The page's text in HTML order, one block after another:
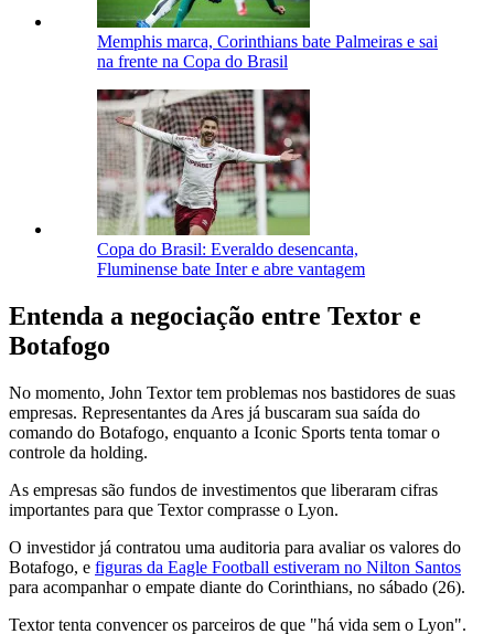
Memphis marca, Corinthians bate Palmeiras e sai
na frente na Copa do Brasil
Copa do Brasil: Everaldo desencanta,
Fluminense bate Inter e abre vantagem
Entenda a negociação entre Textor e
Botafogo
No momento, John Textor tem problemas nos bastidores de suas
empresas. Representantes da Ares já buscaram sua saída do
comando do Botafogo, enquanto a Iconic Sports tenta tomar o
controle da holding.
As empresas são fundos de investimentos que liberaram cifras
importantes para que Textor comprasse o Lyon.
O investidor já contratou uma auditoria para avaliar os valores do
Botafogo, e figuras da Eagle Football estiveram no Nilton Santos
para acompanhar o empate diante do Corinthians, no sábado (26).
Textor tenta convencer os parceiros de que "há vida sem o Lyon".